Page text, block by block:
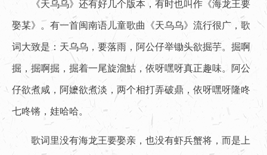
《天乌乌》还有好几个版本，有时也叫作《海龙王要
娶某》。有一首闽南语儿童歌曲《天乌乌》流行很广，歌
词大致是：天乌乌，要落雨，阿公仔举锄头欲掘芋。掘啊
掘，掘啊掘，掘着一尾旋溜鮕，依呀嘿呀真正趣味。阿公
仔欲煮咸，阿嬷欲煮淡，两个相打弄破鼎，依呀嘿呀隆咚
七咚锵，娃哈哈。
歌词里没有海龙王要娶亲，也没有虾兵蟹将，而是上